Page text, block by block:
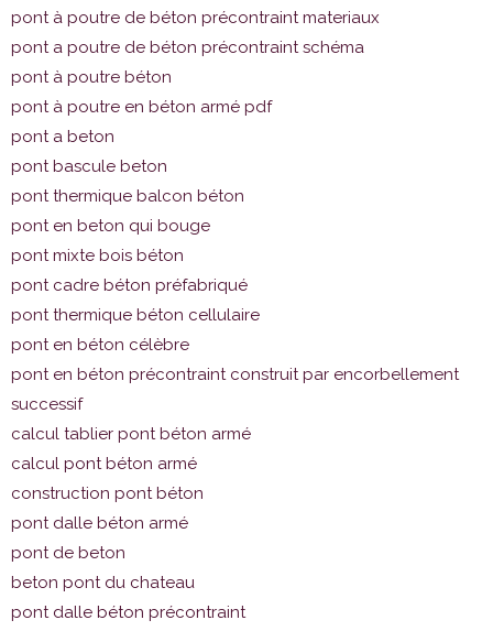
pont à poutre de béton précontraint materiaux
pont a poutre de béton précontraint schéma
pont à poutre béton
pont à poutre en béton armé pdf
pont a beton
pont bascule beton
pont thermique balcon béton
pont en beton qui bouge
pont mixte bois béton
pont cadre béton préfabriqué
pont thermique béton cellulaire
pont en béton célèbre
pont en béton précontraint construit par encorbellement
successif
calcul tablier pont béton armé
calcul pont béton armé
construction pont béton
pont dalle béton armé
pont de beton
beton pont du chateau
pont dalle béton précontraint